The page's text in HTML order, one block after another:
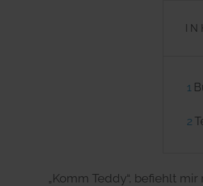
1
2
„Komm Teddy“, befiehlt